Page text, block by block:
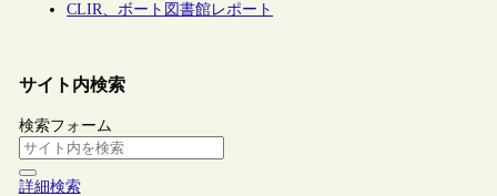
CLIR、ボート図書館レポート
サイト内検索
検索フォーム
詳細検索